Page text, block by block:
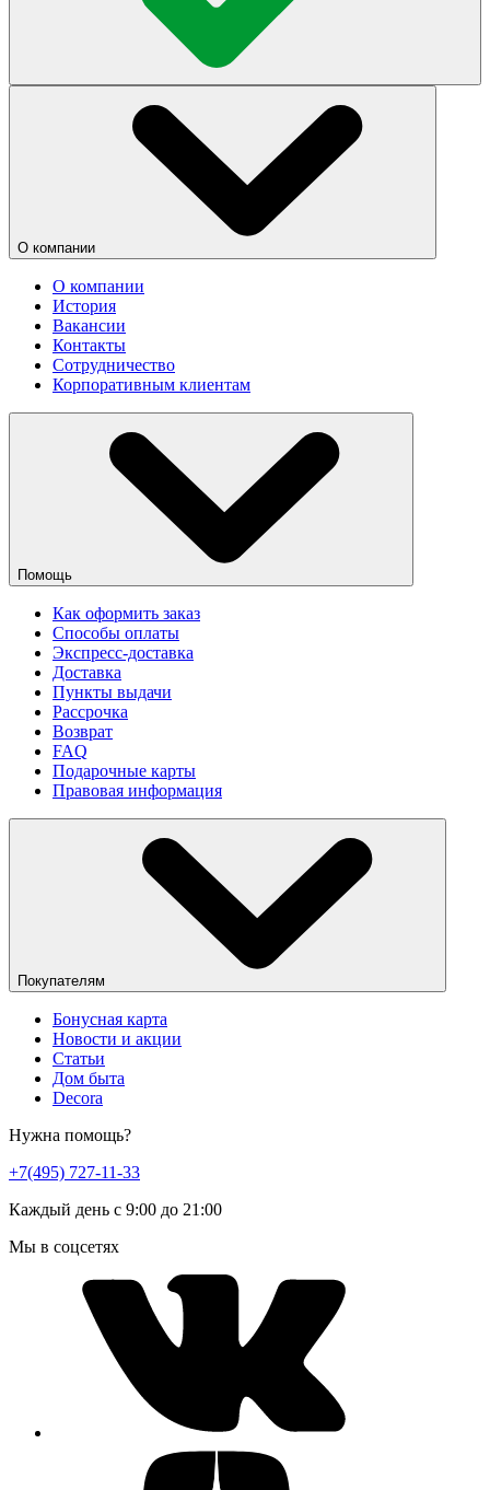
О компании
О компании
История
Вакансии
Контакты
Сотрудничество
Корпоративным клиентам
Помощь
Как оформить заказ
Способы оплаты
Экспресс-доставка
Доставка
Пункты выдачи
Рассрочка
Возврат
FAQ
Подарочные карты
Правовая информация
Покупателям
Бонусная карта
Новости и акции
Статьи
Дом быта
Decora
Нужна помощь?
+7(495) 727-11-33
Каждый день с 9:00 до 21:00
Мы в соцсетях